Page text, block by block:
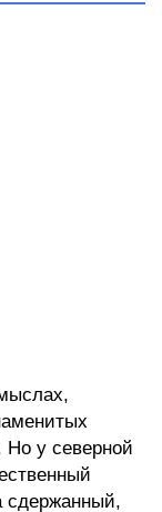
у северной
сдержанный,